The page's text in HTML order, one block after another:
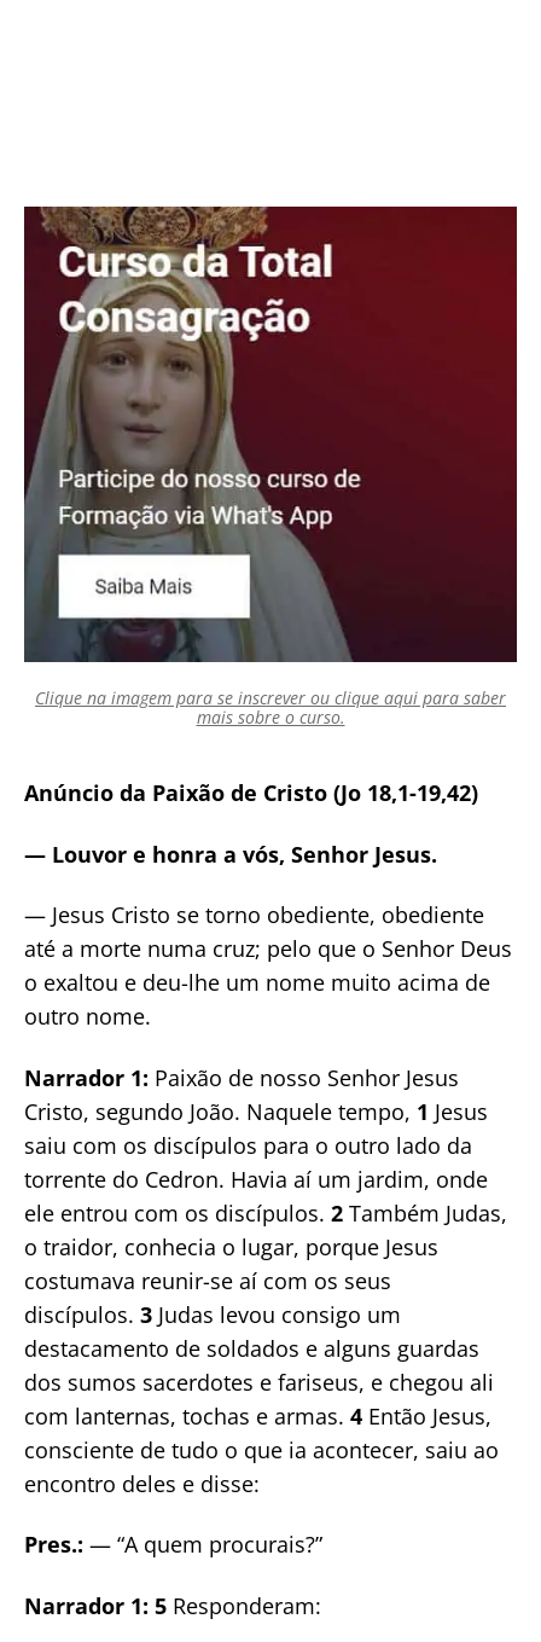
Clique na imagem para se inscrever ou clique aqui para saber
mais sobre o curso.
Anúncio da Paixão de Cristo (Jo 18,1-19,42)
— Louvor e honra a vós, Senhor Jesus.
— Jesus Cristo se torno obediente, obediente
até a morte numa cruz; pelo que o Senhor Deus
o exaltou e deu-lhe um nome muito acima de
outro nome.
Narrador 1: Paixão de nosso Senhor Jesus
Cristo, segundo João. Naquele tempo, 1 Jesus
saiu com os discípulos para o outro lado da
torrente do Cedron. Havia aí um jardim, onde
ele entrou com os discípulos. 2 Também Judas,
o traidor, conhecia o lugar, porque Jesus
costumava reunir-se aí com os seus
discípulos. 3 Judas levou consigo um
destacamento de soldados e alguns guardas
dos sumos sacerdotes e fariseus, e chegou ali
com lanternas, tochas e armas. 4 Então Jesus,
consciente de tudo o que ia acontecer, saiu ao
encontro deles e disse:
Pres.: — “A quem procurais?”
Narrador 1: 5 Responderam: